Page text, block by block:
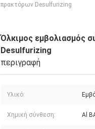
πρακτόρων Desulfurizing
Όλκιμος εμβολιασμός
Desulfurizing
περιγραφή
Υλικό:
Χημική σύνθεση: Al